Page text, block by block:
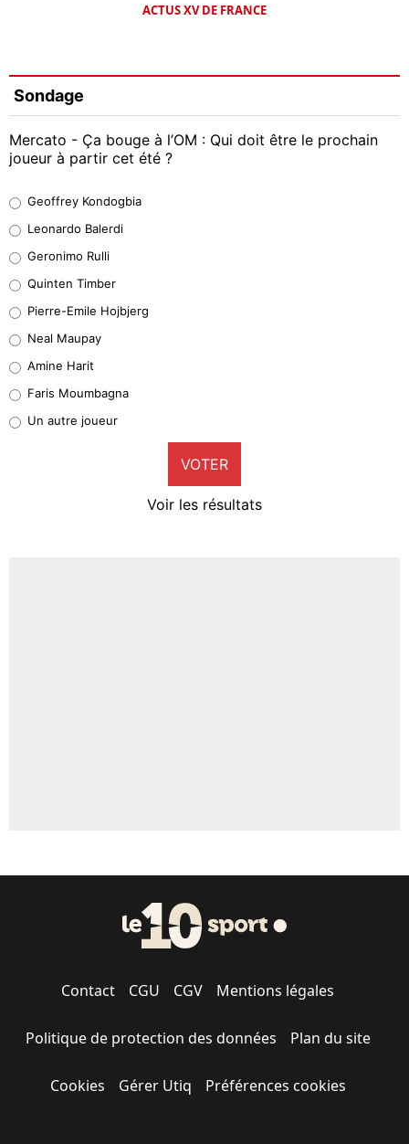
ACTUS XV DE FRANCE
Sondage
Mercato - Ça bouge à l’OM : Qui doit être le prochain
joueur à partir cet été ?
38%
32%
5%
1%
9%
Geoffrey Kondogbia
Leonardo Balerdi
Geronimo Rulli
Quinten Timber
Pierre-Emile Hojbjerg
Neal Maupay
Amine Harit
Faris Moumbagna
Un autre joueur
VOTER
Voir les résultats
Contact CGU CGV Mentions légales
Politique de protection des données Plan du site
Cookies Gérer Utiq Préférences cookies